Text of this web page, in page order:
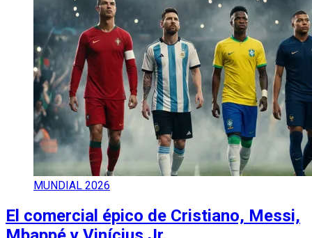
MUNDIAL 2026
El comercial épico de Cristiano, Messi,